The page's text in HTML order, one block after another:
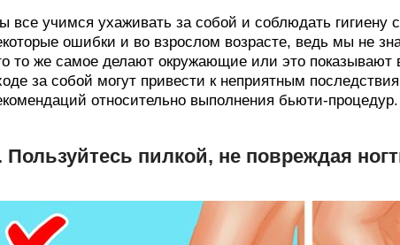
все учимся ухаживать за собой и соблюдать гигиену
ошибки и во взрослом возрасте, ведь мы не
то же самое делают окружающие или это показывают
за собой могут привести к неприятным
относительно выполнения бьюти-процедур.
Пользуйтесь пилкой, не повреждая